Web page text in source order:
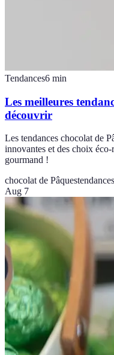
Tendances6 min
Les meilleures
découvrir
Les tendances chocolat de
innovantes et des choix
gourmand !
chocolat de Pâques
Aug 7